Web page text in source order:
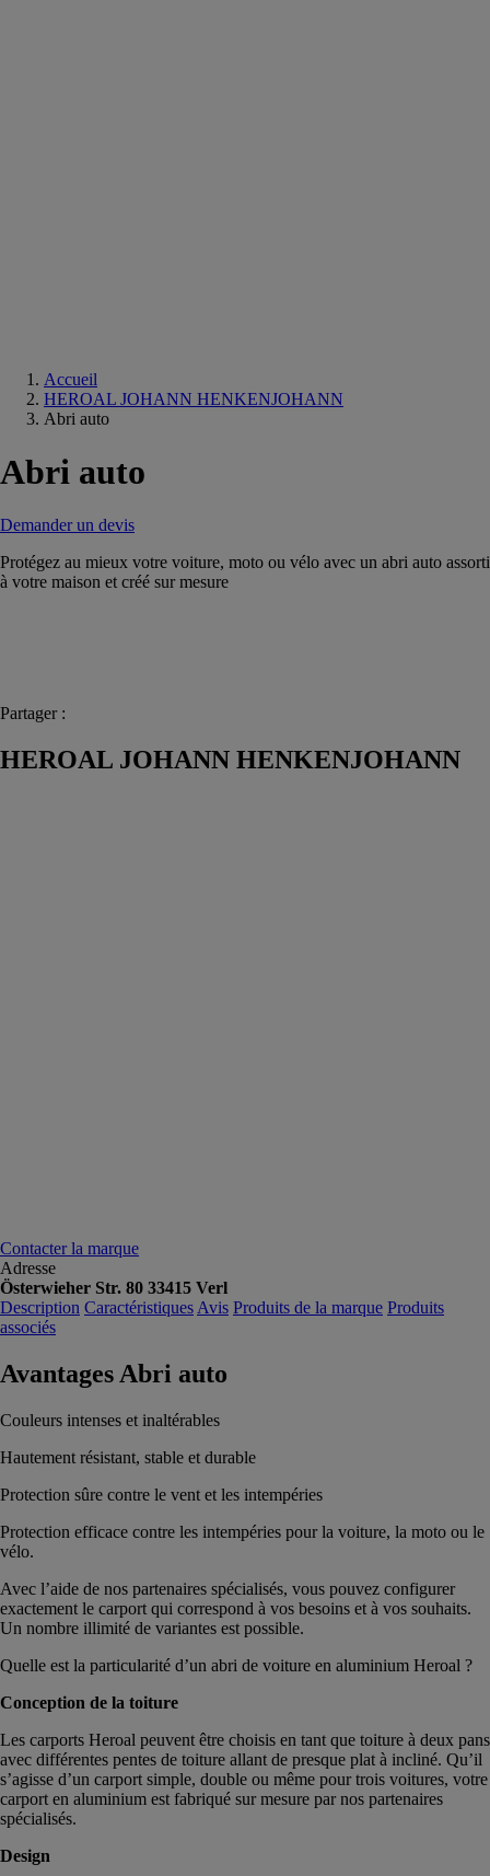
Accueil
HEROAL JOHANN HENKENJOHANN
Abri auto
Abri auto
Demander un devis
Protégez au mieux votre voiture, moto ou vélo avec un abri auto assorti
à votre maison et créé sur mesure
Partager :
HEROAL JOHANN HENKENJOHANN
Contacter la marque
Adresse
Österwieher Str. 80 33415 Verl
Description Caractéristiques Avis Produits de la marque Produits
associés
Avantages Abri auto
Couleurs intenses et inaltérables
Hautement résistant, stable et durable
Protection sûre contre le vent et les intempéries
Protection efficace contre les intempéries pour la voiture, la moto ou le
vélo.
Avec l’aide de nos partenaires spécialisés, vous pouvez configurer
exactement le carport qui correspond à vos besoins et à vos souhaits.
Un nombre illimité de variantes est possible.
Quelle est la particularité d’un abri de voiture en aluminium Heroal ?
Conception de la toiture
Les carports Heroal peuvent être choisis en tant que toiture à deux pans
avec différentes pentes de toiture allant de presque plat à incliné. Qu’il
s’agisse d’un carport simple, double ou même pour trois voitures, votre
carport en aluminium est fabriqué sur mesure par nos partenaires
spécialisés.
Design